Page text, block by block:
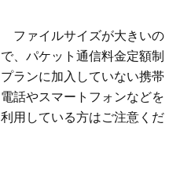
ファイルサイズが大きいの
で、パケット通信料金定額制
プランに加入していない携帯
電話やスマートフォンなどを
利用している方はご注意くだ